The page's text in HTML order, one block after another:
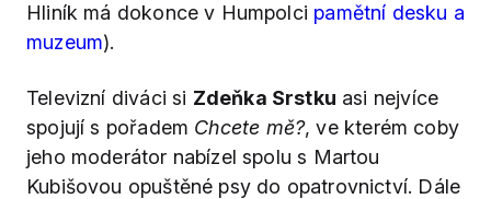
Hliník má dokonce v Humpolci pamětní desku a
muzeum).
Televizní diváci si Zdeňka Srstku asi nejvíce
spojují s pořadem Chcete mě?, ve kterém coby
jeho moderátor nabízel spolu s Martou
Kubišovou opuštěné psy do opatrovnictví. Dále